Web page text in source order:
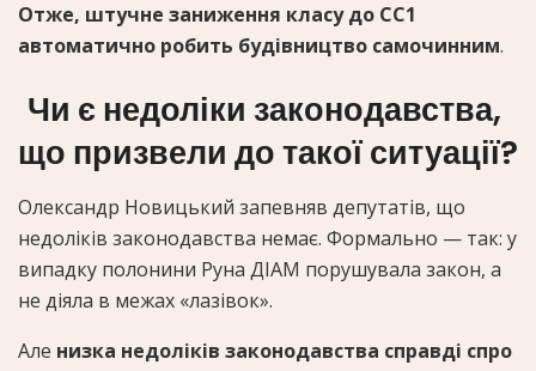
Отже, штучне заниження класу до СС1
автоматично робить будівництво самочинним.
Чи є недоліки законодавства,
що призвели до такої ситуації?
Олександр Новицький запевняв депутатів, що
недоліків законодавства немає. Формально — так: у
випадку полонини Руна ДІАМ порушувала закон, а
не діяла в межах «лазівок».
Але низка недоліків законодавства справді спро